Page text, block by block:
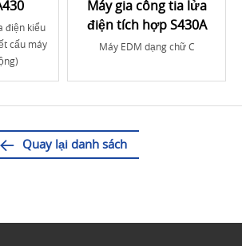
điện kiểu
cấu máy
Máy gia công tia lửa
điện tích hợp S430A
Máy EDM dạng chữ C
Quay lại danh sách